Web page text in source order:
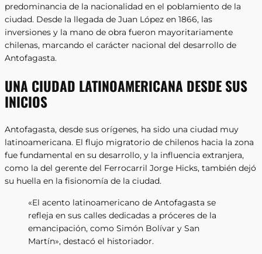
predominancia de la nacionalidad en el poblamiento de la
ciudad. Desde la llegada de Juan López en 1866, las
inversiones y la mano de obra fueron mayoritariamente
chilenas, marcando el carácter nacional del desarrollo de
Antofagasta.
UNA CIUDAD LATINOAMERICANA DESDE SUS
INICIOS
Antofagasta, desde sus orígenes, ha sido una ciudad muy
latinoamericana. El flujo migratorio de chilenos hacia la zona
fue fundamental en su desarrollo, y la influencia extranjera,
como la del gerente del Ferrocarril Jorge Hicks, también dejó
su huella en la fisionomía de la ciudad.
«El acento latinoamericano de Antofagasta se
refleja en sus calles dedicadas a próceres de la
emancipación, como Simón Bolívar y San
Martín», destacó el historiador.